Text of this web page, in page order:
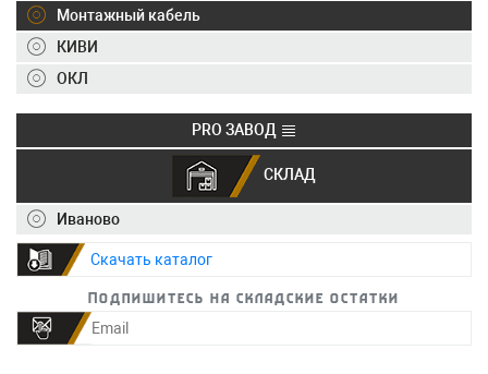
Контакты
+7 (495) 150-40-20
+7 (495) 150-40-20 info@ivkz.ru
Монтажный кабель
КИВИ
ОКЛ
PRO ЗАВОД
СКЛАД
Иваново
Скачать каталог
Подпишитесь на складские остатки